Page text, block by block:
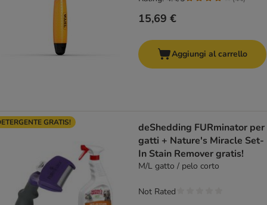
15,69 €
Aggiungi al carrello
GRATIS!
deShedding FURminator per
gatti + Nature's Miracle Set-
In Stain Remover gratis!
M/L gatto / pelo corto
Not Rated